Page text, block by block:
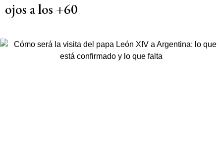
ojos a los +60